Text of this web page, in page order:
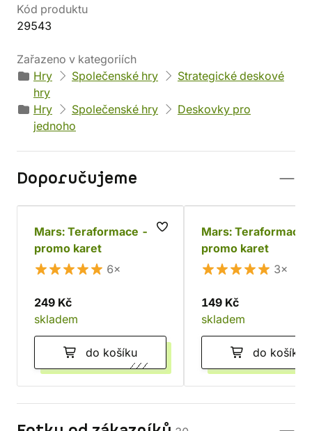
Kód produktu
29543
Zařazeno v kategoriích
Hry
Společenské hry
Strategické deskové
hry
Hry
Společenské hry
Deskovky pro
jednoho
Doporučujeme
Mars: Teraformace - 23
promo karet
6×
249 Kč
skladem
do košíku
Mars: Teraformace
promo karet
3×
149 Kč
skladem
do košíku